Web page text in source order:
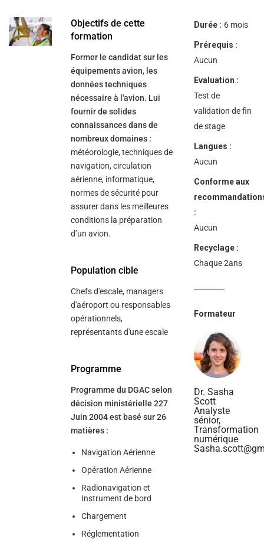
navigate
and
interact
Objectifs de cette
formation
Former le candidat sur les
équipements avion, les
données techniques
nécessaire à l'avion. Lui
fournir de solides
connaissances dans de
nombreux domaines :
météorologie, techniques de
navigation, circulation
aérienne, informatique,
normes de sécurité pour
assurer dans les meilleures
conditions la préparation
d’un avion.
Population cible
Chefs d'escale, managers
d'aéroport ou responsables
opérationnels,
représentants d'une escale
Programme
Programme du DGAC selon
décision ministérielle 227
Juin 2004 est basé sur 26
matières :
Navigation Aérienne
Opération Aérienne
Radionavigation et
Instrument de bord
Chargement
Réglementation
Durée : 6 mois
Prérequis :
Aucun
Evaluation :
Test de
validation de fin
de stage
Langues :
Aucun
Conforme aux
:
Aucun
Recyclage :
Chaque 2ans
Formateur
Dr. Sasha
Scott
Analyste
sénior,
Transformation
numérique